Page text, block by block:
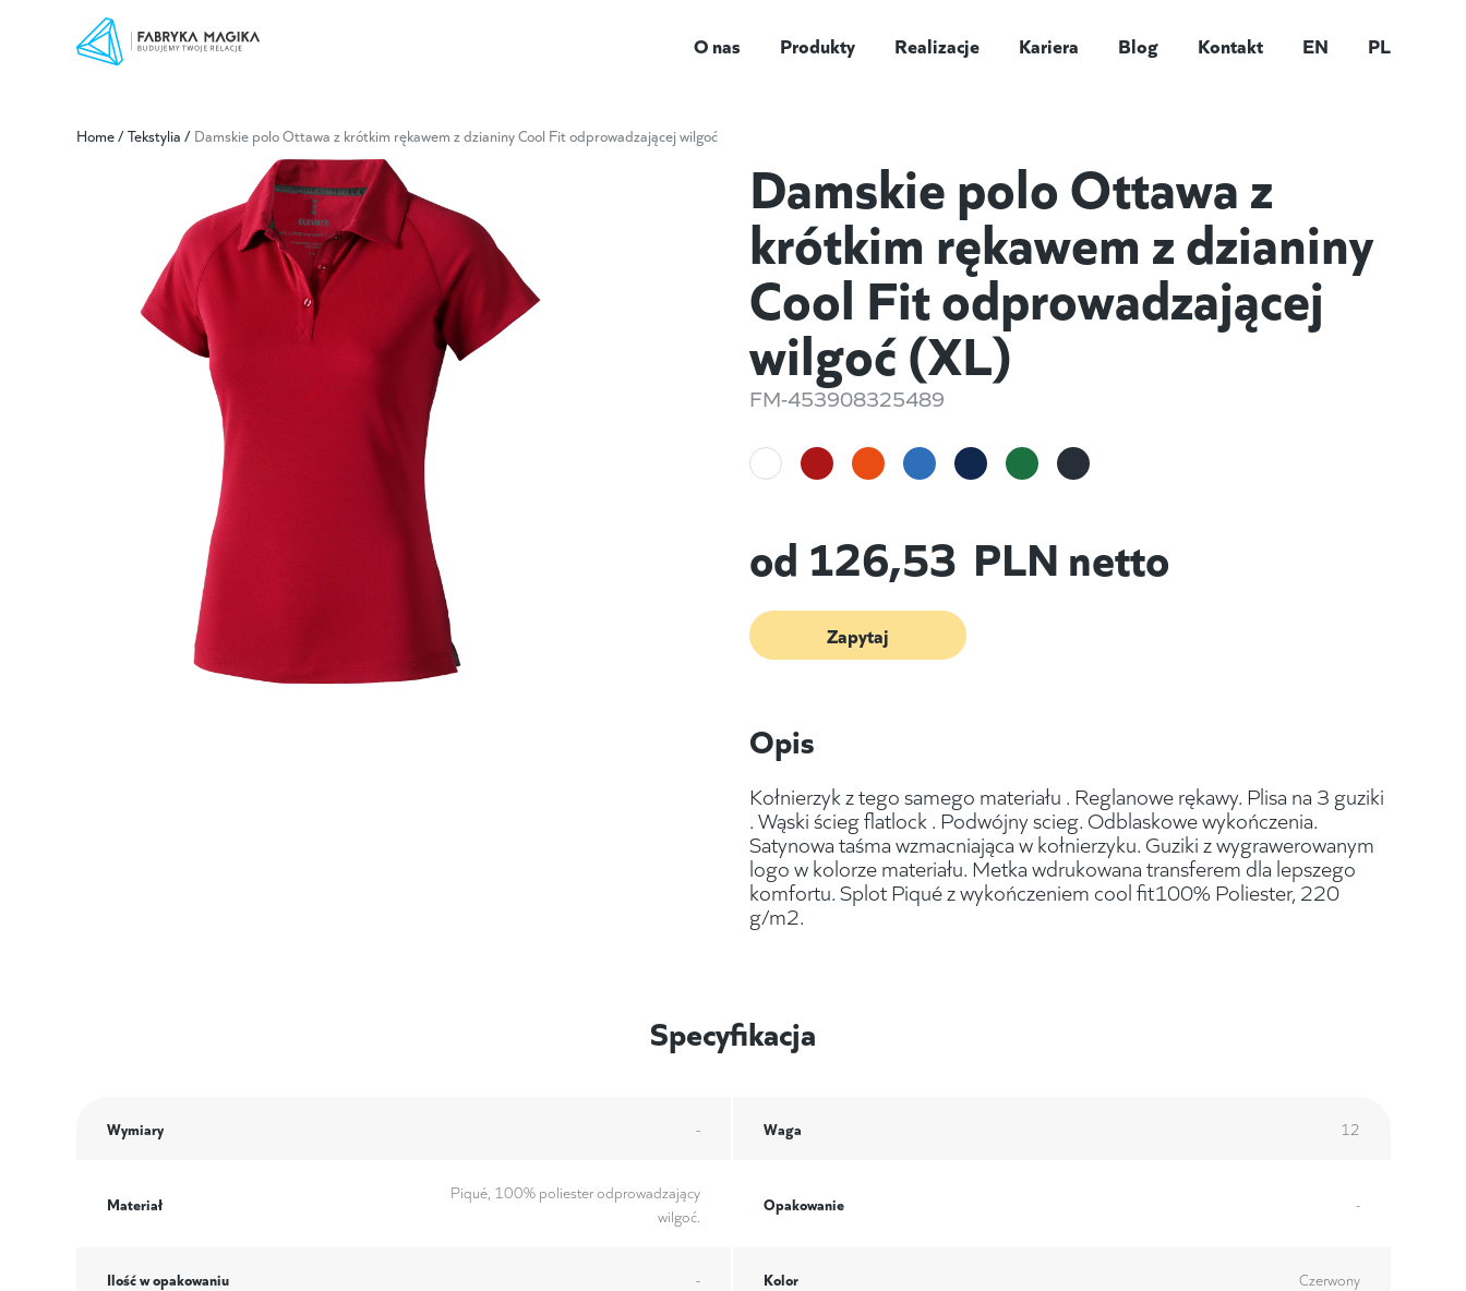
O nas Produkty Realizacje Kariera Blog Kontakt EN PL
Home/Tekstylia / Damskie polo Ottawa z krótkim rękawem z dzianiny Cool Fit odprowadzającej wilgoć
Damskie polo Ottawa z
krótkim rękawem z dzianiny
Cool Fit odprowadzającej
wilgoć (XL)
FM-453908325489
od 126,53 PLN netto
Zapytaj
Opis
Kołnierzyk z tego samego materiału . Reglanowe rękawy. Plisa na 3 guziki
. Wąski ścieg flatlock . Podwójny scieg. Odblaskowe wykończenia.
Satynowa taśma wzmacniająca w kołnierzyku. Guziki z wygrawerowanym
logo w kolorze materiału. Metka wdrukowana transferem dla lepszego
komfortu. Splot Piqué z wykończeniem cool fit100% Poliester, 220
g/m2.
Specyfikacja
Wymiary - Waga 12
Materiał
Piqué, 100% poliester odprowadzający
wilgoć.
Opakowanie -
Ilość w opakowaniu - Kolor Czerwony